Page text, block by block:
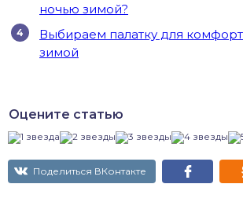
ночью зимой?
Выбираем палатку для
зимой
Оцените статью
Поделиться ВКонтакте